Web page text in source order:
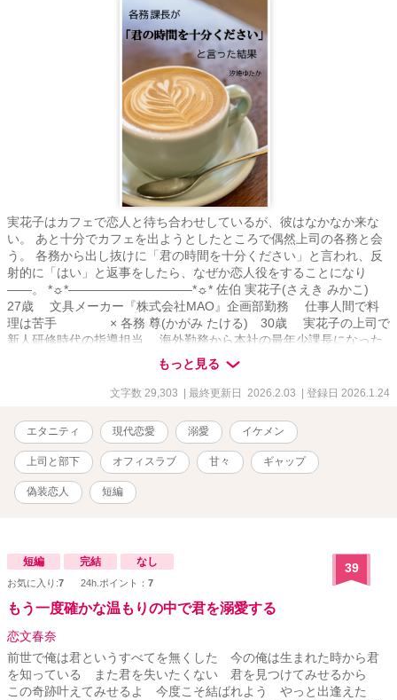
実花子はカフェで恋人と待ち合わせしているが、彼はなかなか来な
い。 あと十分でカフェを出ようとしたところで偶然上司の各務と会
う。 各務から出し抜けに「君の時間を十分ください」と言われ、反
射的に「はい」と返事をしたら、なぜか恋人役をすることになり
――。 *☼*――――――――――*☼* 佐伯 実花子(さえき みかこ)
27歳 文具メーカー『株式会社MAO』企画部勤務 仕事人間で料
理は苦手 × 各務 尊(かがみ たける) 30歳 実花子の上司で
新人研修時代の指導担当 海外勤務から本社の最年少課長になった
エリート *☼*――――――――――*☼* 『十分』が実花子の運命を思
わぬ方向へ変えていく。 ―――――――――― ※他サイトからの転
載 ※※この物語はフィクションです。登場する人物・団体・名称等
もっと見る
文字数 29,303 | 最終更新日 2026.2.03 | 登録日 2026.1.24
エタニティ 現代恋愛 溺愛 イケメン
上司と部下 オフィスラブ 甘々 ギャップ
偽装恋人 短編
短編 完結 なし
お気に入り:7 24h.ポイント： 7
39
もう一度確かな温もりの中で君を溺愛する
恋文春奈
前世で俺は君というすべてを無くした 今の俺は生まれた時から君
を知っている また君を失いたくない 君を見つけてみせるから
この奇跡叶えてみせるよ 今度こそ結ばれよう やっと出逢えた